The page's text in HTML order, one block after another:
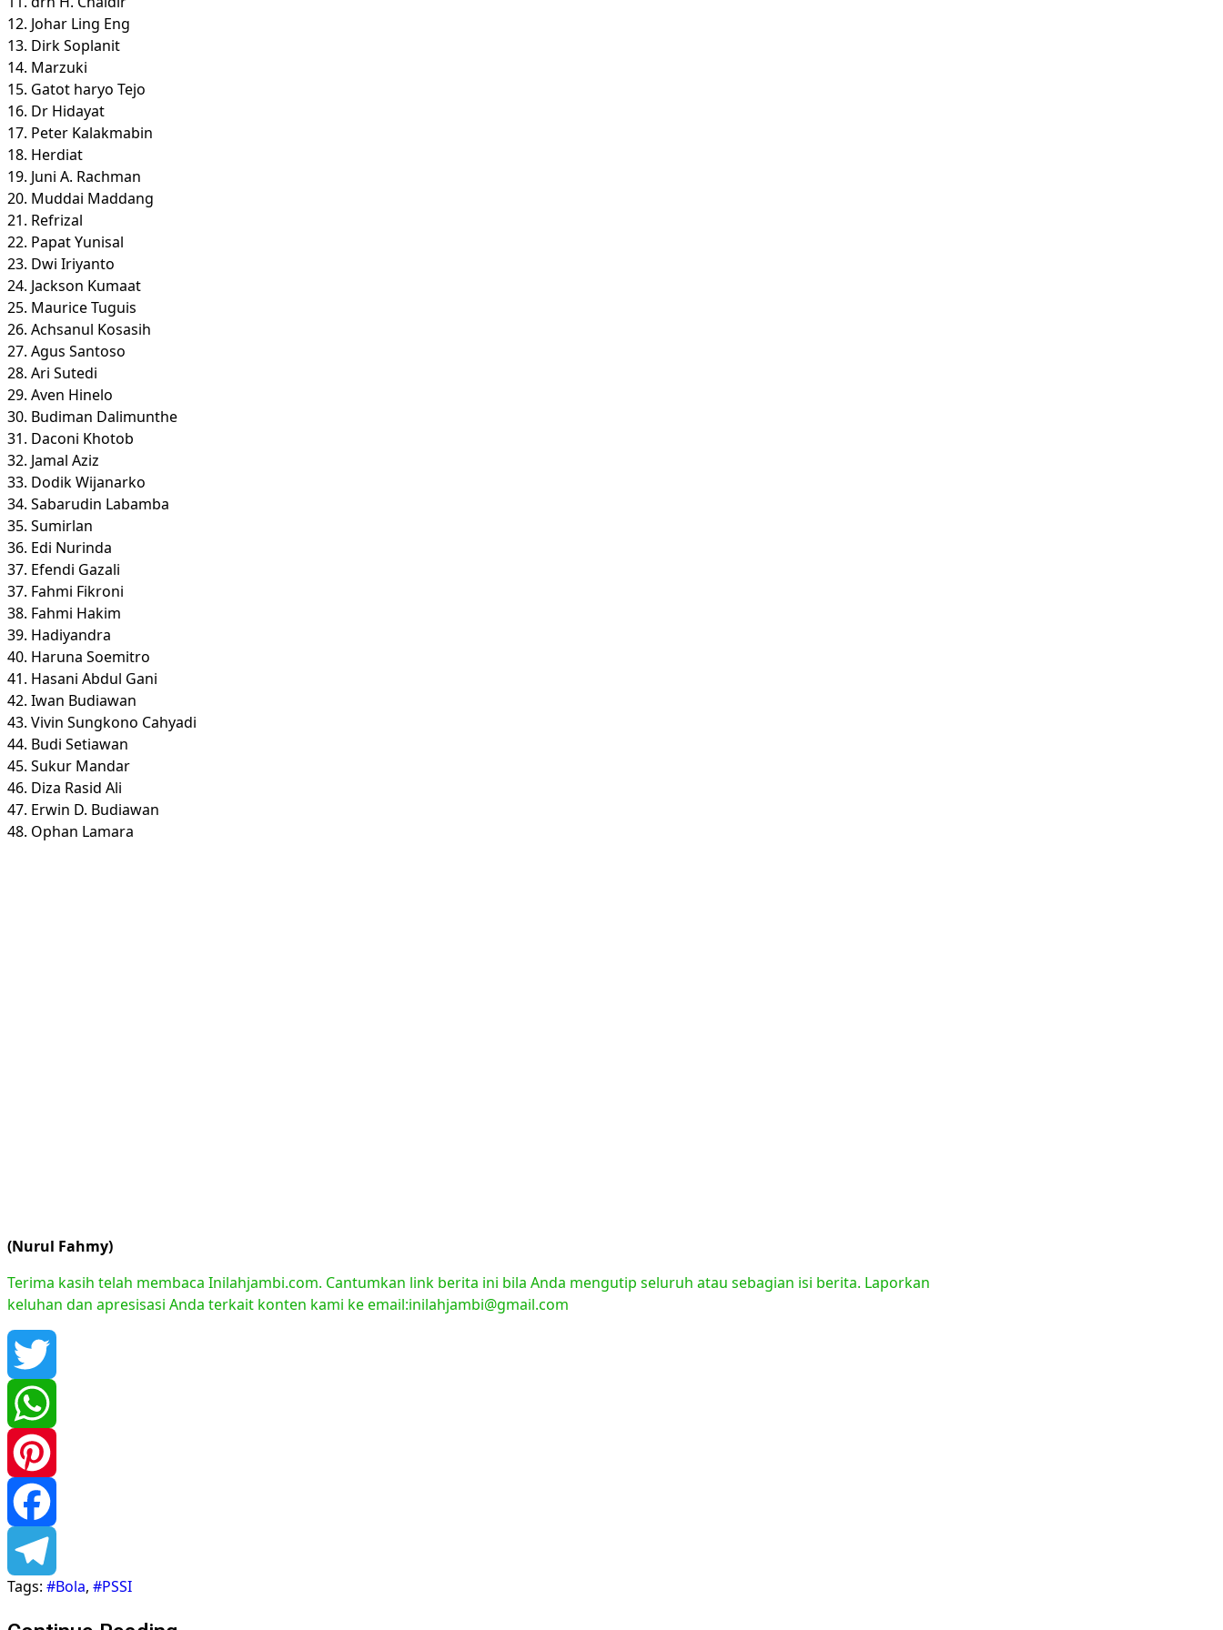
12. Johar Ling Eng
13. Dirk Soplanit
14. Marzuki
15. Gatot haryo Tejo
16. Dr Hidayat
17. Peter Kalakmabin
18. Herdiat
19. Juni A. Rachman
20. Muddai Maddang
21. Refrizal
22. Papat Yunisal
23. Dwi Iriyanto
24. Jackson Kumaat
25. Maurice Tuguis
26. Achsanul Kosasih
27. Agus Santoso
28. Ari Sutedi
29. Aven Hinelo
30. Budiman Dalimunthe
31. Daconi Khotob
32. Jamal Aziz
33. Dodik Wijanarko
34. Sabarudin Labamba
35. Sumirlan
36. Edi Nurinda
37. Efendi Gazali
37. Fahmi Fikroni
38. Fahmi Hakim
39. Hadiyandra
40. Haruna Soemitro
41. Hasani Abdul Gani
42. Iwan Budiawan
43. Vivin Sungkono Cahyadi
44. Budi Setiawan
45. Sukur Mandar
46. Diza Rasid Ali
47. Erwin D. Budiawan
48. Ophan Lamara
(Nurul Fahmy)
Terima kasih telah membaca Inilahjambi.com. Cantumkan link berita ini bila Anda mengutip seluruh atau sebagian isi berita. Laporkan
keluhan dan apresisasi Anda terkait konten kami ke email:inilahjambi@gmail.com
Twitter
WhatsApp
Pinterest
Facebook
Telegram
Tags: #Bola, #PSSI